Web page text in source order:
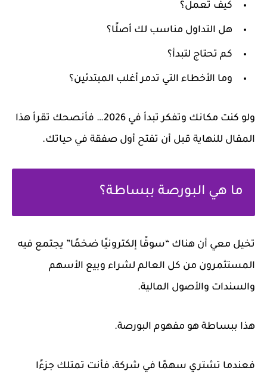
كيف تعمل؟
هل التداول مناسب لك أصلًا؟
كم تحتاج لتبدأ؟
وما الأخطاء التي تدمر أغلب المبتدئين؟
ولو كنت مكانك وتفكر تبدأ في 2026… فأنصحك تقرأ هذا
المقال للنهاية قبل أن تفتح أول صفقة في حياتك.
ما هي البورصة ببساطة؟
تخيل معي أن هناك “سوقًا إلكترونيًا ضخمًا” يجتمع فيه
المستثمرون من كل العالم لشراء وبيع الأسهم
والسندات والأصول المالية.
هذا ببساطة هو مفهوم البورصة.
فعندما تشتري سهمًا في شركة، فأنت تمتلك جزءًا